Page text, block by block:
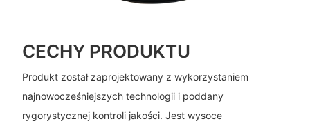
CECHY PRODUKTU
Produkt został zaprojektowany z wykorzystaniem
najnowocześniejszych technologii i poddany
rygorystycznej kontroli jakości. Jest wysoce